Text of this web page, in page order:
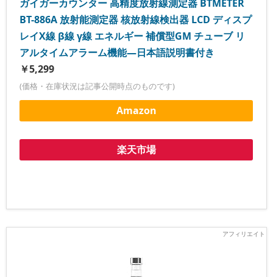
ガイガーカウンター 高精度放射線測定器 BTMETER
BT-886A 放射能測定器 核放射線検出器 LCD ディスプ
レイX線 β線 γ線 エネルギー 補償型GM チューブ リ
アルタイムアラーム機能—日本語説明書付き
￥5,299
(価格・在庫状況は記事公開時点のものです)
Amazon
楽天市場